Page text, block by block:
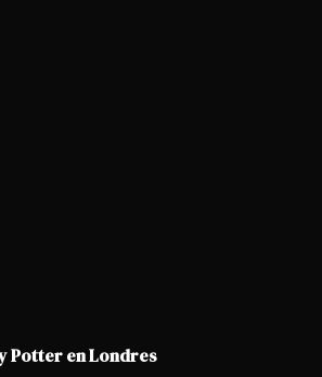
Potter en Londres